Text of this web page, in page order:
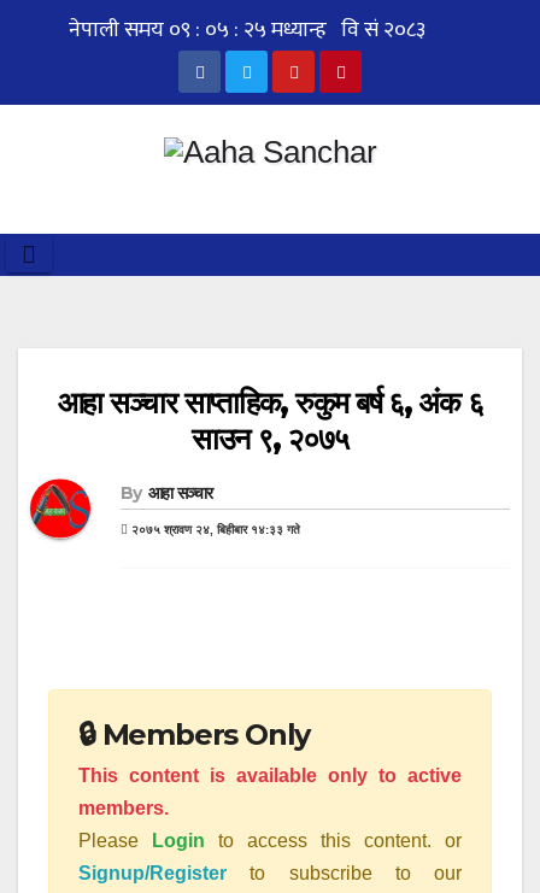
आहा सञ्चार साप्ताहिक, रुकुम बर्ष ६, अंक ६
साउन ९, २०७५
By आहा सञ्चार
२०७५ श्रावण २४, बिहीबार १४:३३ गते
🔒 Members Only
This content is available only to active
members.
Please
Login to access this content. or
Signup/Register to subscribe to our